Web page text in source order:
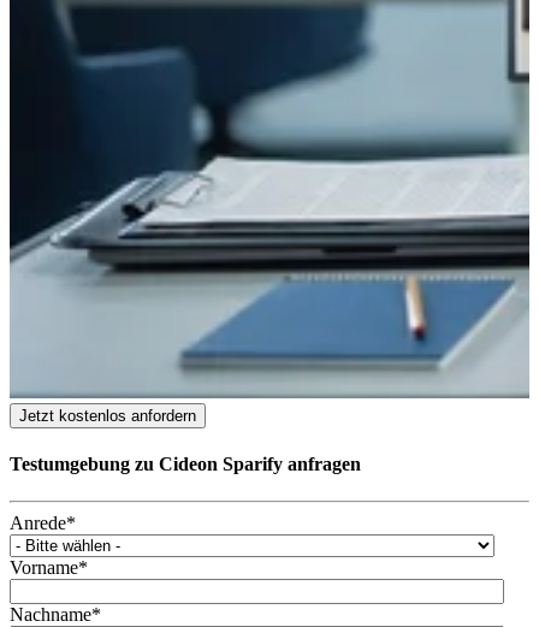
Jetzt kostenlos anfordern
Testumgebung zu Cideon Sparify anfragen
Anrede*
Vorname*
Nachname*